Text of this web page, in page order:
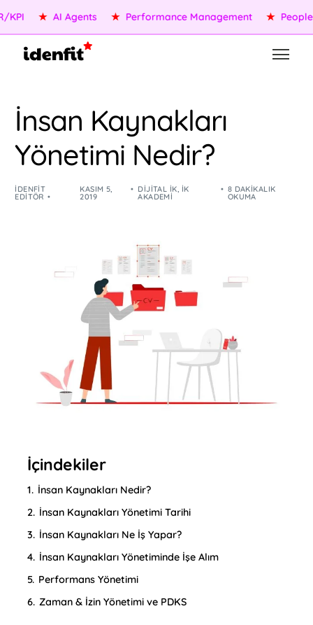
★ AI Agents ★ Performance Management ★ People
İnsan Kaynakları
Yönetimi Nedir?
IDENFIT
EDITÖR
KASIM 5,
2019
DIJITAL İK, İK
AKADEMI
8 DAKIKALIK
OKUMA
İçindekiler
1. İnsan Kaynakları Nedir?
2. İnsan Kaynakları Yönetimi Tarihi
3. İnsan Kaynakları Ne İş Yapar?
4. İnsan Kaynakları Yönetiminde İşe Alım
5. Performans Yönetimi
6. Zaman & İzin Yönetimi ve PDKS